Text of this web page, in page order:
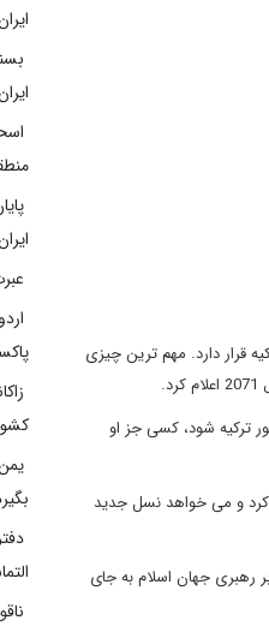
قرار دارد. مهم ترین چیزی
و توسعه در مرحله بعدی تا زمانی که بنا باشد اردوغان برای سال 2014 رئیس جمهور ترکیه شود، کسی جز او
از انتظار از آن رونمایی کرد و می خواهد نسل جدید
رهبری جهان اسلام به جای